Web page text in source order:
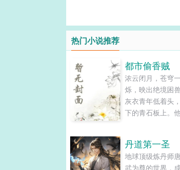
热门小说推荐
都市偷香贼
浓云闭月，苍穹
烁，映出绝境困
灰衣青年低着头
下的青石板上。
得。...
丹道第一圣
地球顶级炼丹师
武为尊的世界，